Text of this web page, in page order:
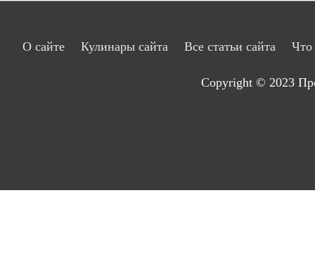
О сайте Кулинары сайта Все статьи сайта Что
Copyright © 2023